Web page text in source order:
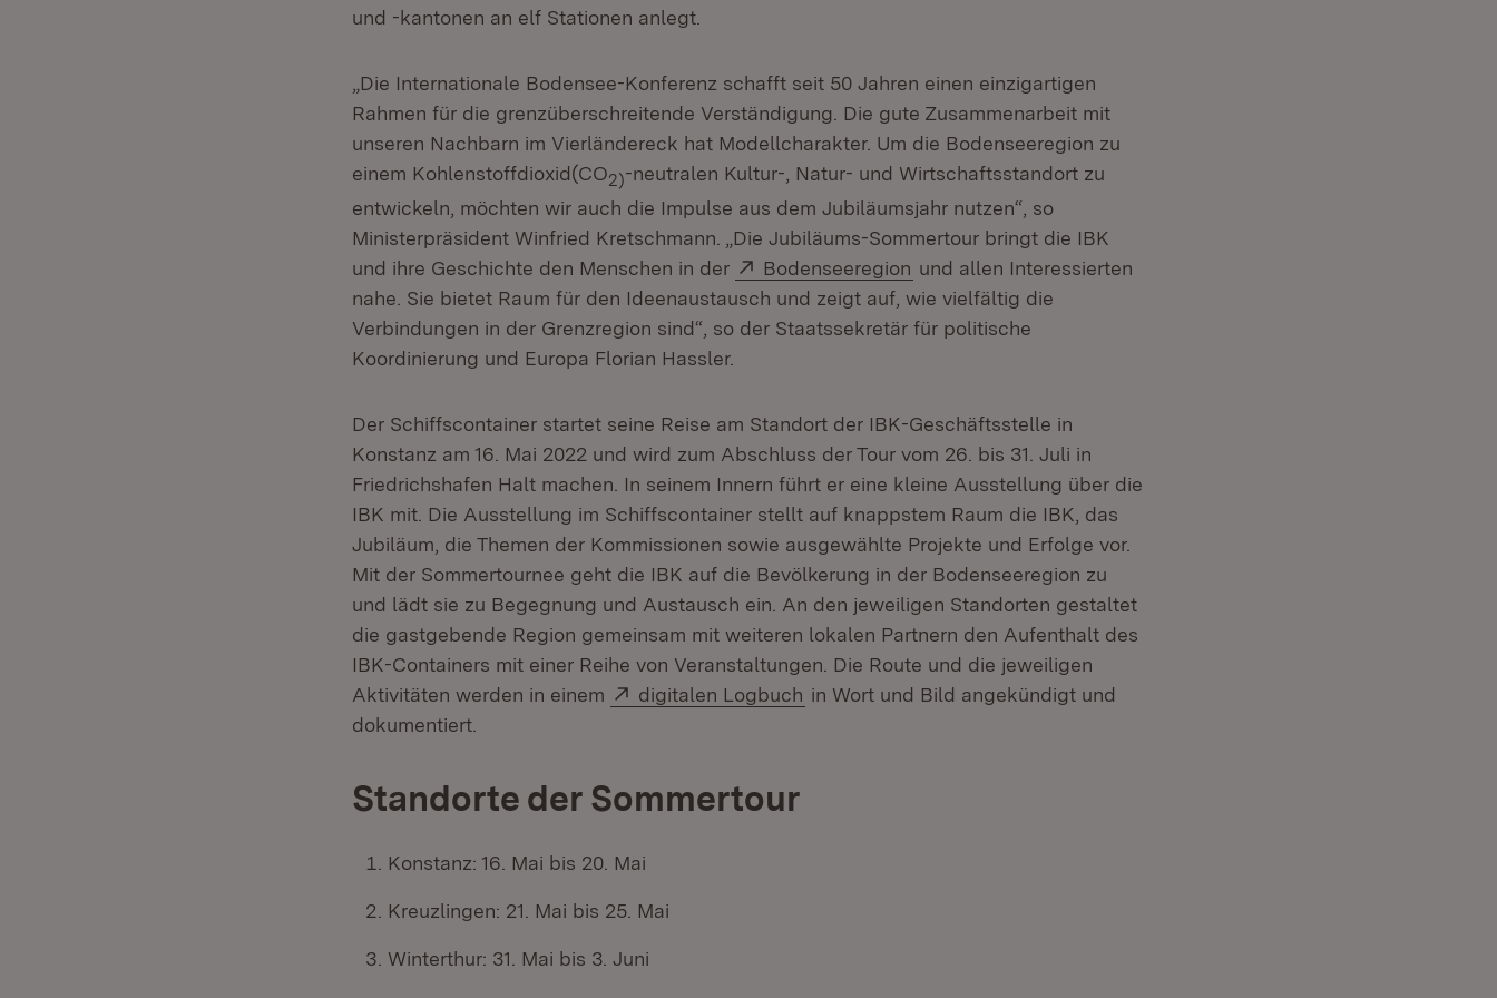
und -kantonen an elf Stationen anlegt.
„Die Internationale Bodensee-Konferenz schafft seit 50 Jahren einen einzigartigen
Rahmen für die grenzüberschreitende Verständigung. Die gute Zusammenarbeit mit
unseren Nachbarn im Vierländereck hat Modellcharakter. Um die Bodenseeregion zu
einem Kohlenstoffdioxid(CO2)-neutralen Kultur-, Natur- und Wirtschaftsstandort zu
entwickeln, möchten wir auch die Impulse aus dem Jubiläumsjahr nutzen“, so
Ministerpräsident Winfried Kretschmann. „Die Jubiläums-Sommertour bringt die IBK
und ihre Geschichte den Menschen in der
Extern:
Bodenseeregion (Öffnet in neuem Fenster)
und allen Interessierten
nahe. Sie bietet Raum für den Ideenaustausch und zeigt auf, wie vielfältig die
Verbindungen in der Grenzregion sind“, so der Staatssekretär für politische
Koordinierung und Europa Florian Hassler.
Der Schiffscontainer startet seine Reise am Standort der IBK-Geschäftsstelle in
Konstanz am 16. Mai 2022 und wird zum Abschluss der Tour vom 26. bis 31. Juli in
Friedrichshafen Halt machen. In seinem Innern führt er eine kleine Ausstellung über die
IBK mit. Die Ausstellung im Schiffscontainer stellt auf knappstem Raum die IBK, das
Jubiläum, die Themen der Kommissionen sowie ausgewählte Projekte und Erfolge vor.
Mit der Sommertournee geht die IBK auf die Bevölkerung in der Bodenseeregion zu
und lädt sie zu Begegnung und Austausch ein. An den jeweiligen Standorten gestaltet
die gastgebende Region gemeinsam mit weiteren lokalen Partnern den Aufenthalt des
IBK-Containers mit einer Reihe von Veranstaltungen. Die Route und die jeweiligen
Aktivitäten werden in einem
Extern:
digitalen Logbuch (Öffnet in neuem Fenster)
in Wort und Bild angekündigt und
dokumentiert.
Standorte der Sommertour
Konstanz: 16. Mai bis 20. Mai
Kreuzlingen: 21. Mai bis 25. Mai
Winterthur: 31. Mai bis 3. Juni